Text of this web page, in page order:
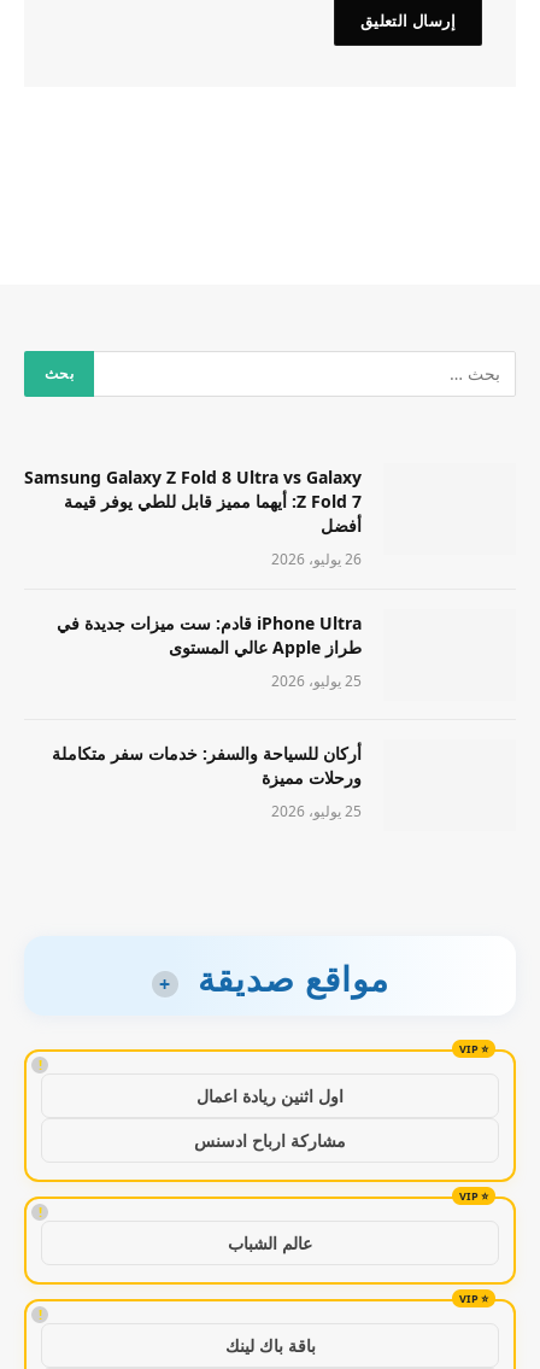
Samsung Galaxy Z Fold 8 Ultra vs Galaxy
Z Fold 7: أيهما مميز قابل للطي يوفر قيمة
أفضل
26 يوليو، 2026
iPhone Ultra قادم: ست ميزات جديدة في
طراز Apple عالي المستوى
25 يوليو، 2026
أركان للسياحة والسفر: خدمات سفر متكاملة
ورحلات مميزة
25 يوليو، 2026
مواقع صديقة +
!
اول اثنين ريادة اعمال
مشاركة ارباح ادسنس
!
عالم الشباب
!
باقة باك لينك